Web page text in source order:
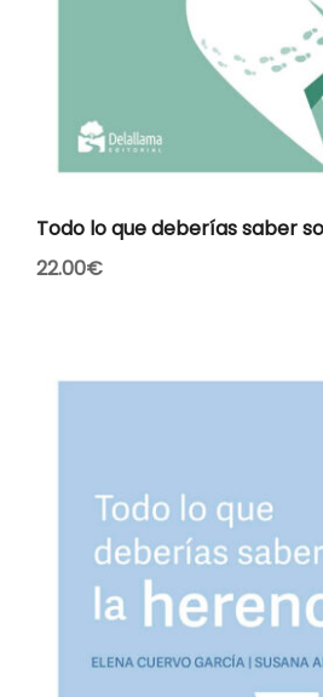
Todo lo que deberías saber
22.00€